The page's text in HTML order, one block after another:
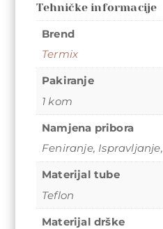
Tehničke informacije
Brend
Termix
Pakiranje
1 kom
Namjena pribora
Feniranje, Ispravljanje,
Materijal tube
Teflon
Materijal drške